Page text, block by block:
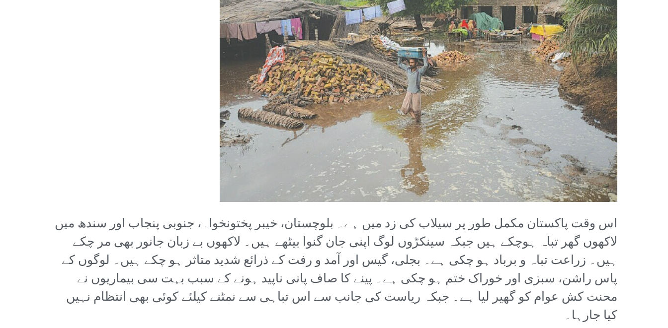
اس وقت پاکستان مکمل طور پر سیلاب کی زد میں ہے۔ بلوچستان، خیبر پختونخواہ، جنوبی پنجاب اور سندھ میں
لاکھوں گھر تباہ ہوچکے ہیں جبکہ سینکڑوں لوگ اپنی جان گنوا بیٹھے ہیں۔ لاکھوں بے زبان جانور بھی مر چکے
ہیں۔ زراعت تباہ و برباد ہو چکی ہے۔ بجلی، گیس اور آمد و رفت کے ذرائع شدید متاثر ہو چکے ہیں۔ لوگوں کے
پاس راشن، سبزی اور خوراک ختم ہو چکی ہے۔ پینے کا صاف پانی ناپید ہونے کے سبب بہت سی بیماریوں نے
محنت کش عوام کو گھیر لیا ہے۔ جبکہ ریاست کی جانب سے اس تباہی سے نمٹنے کیلئے کوئی بھی انتظام نہیں
کیا جارہا۔